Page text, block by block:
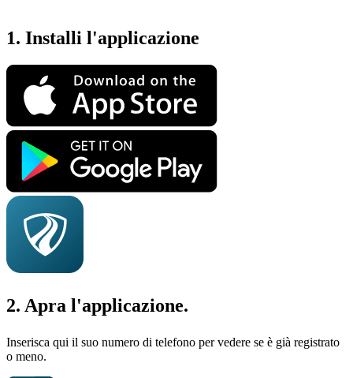
1. Installi l'applicazione
2. Apra l'applicazione.
Inserisca qui il suo numero di telefono per vedere se è già registrato
o meno.